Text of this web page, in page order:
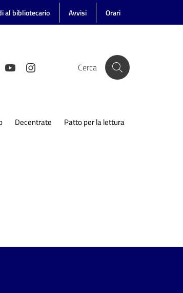
al bibliotecario Avvisi Orari
Cerca
Decentrate Patto per la lettura